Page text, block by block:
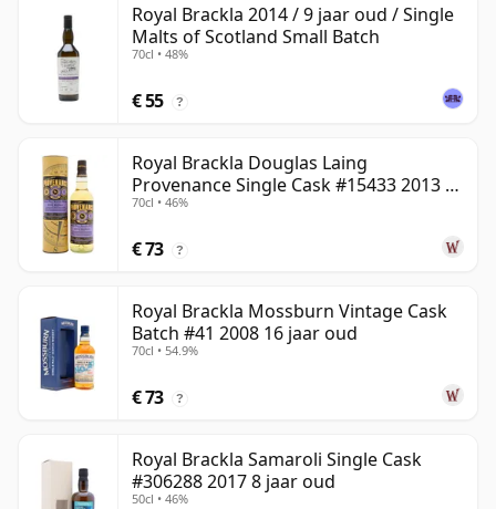
Royal Brackla 2014 / 9 jaar oud / Single
Malts of Scotland Small Batch
70cl • 48%
€ 55 ?
Royal Brackla Douglas Laing
Provenance Single Cask #15433 2013 8
jaar oud
70cl • 46%
€ 73 ?
Royal Brackla Mossburn Vintage Cask
Batch #41 2008 16 jaar oud
70cl • 54.9%
€ 73 ?
Royal Brackla Samaroli Single Cask
#306288 2017 8 jaar oud
50cl • 46%